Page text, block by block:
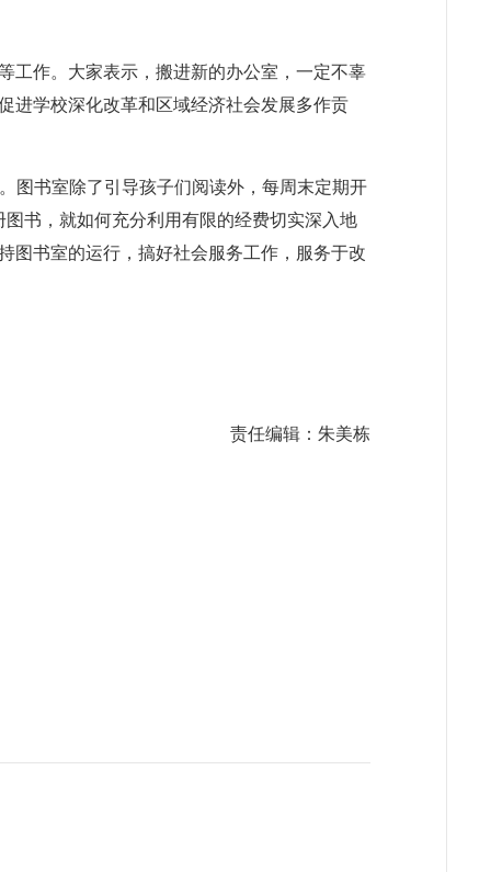
工作。大家表示，搬进新的办公室，一定不辜
进学校深化改革和区域经济社会发展多作贡
图书室除了引导孩子们阅读外，每周末定期开
书，就如何充分利用有限的经费切实深入地
图书室的运行，搞好社会服务工作，服务于改
责任编辑：朱美栋